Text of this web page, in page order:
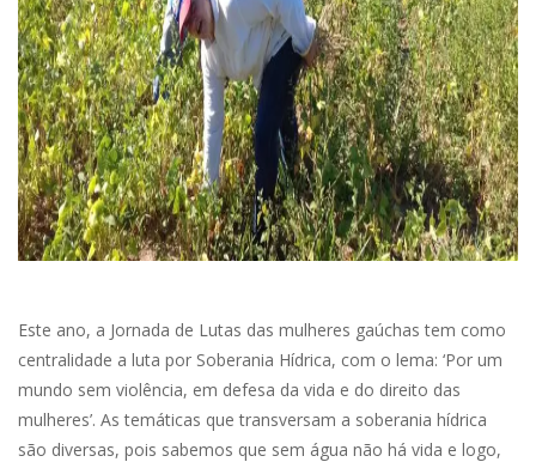
Este ano, a Jornada de Lutas das mulheres gaúchas tem como
centralidade a luta por Soberania Hídrica, com o lema: ‘Por um
mundo sem violência, em defesa da vida e do direito das
mulheres’. As temáticas que transversam a soberania hídrica
são diversas, pois sabemos que sem água não há vida e logo,